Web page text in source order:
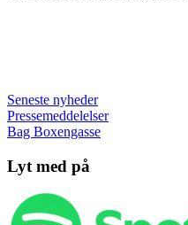
Seneste nyheder
Pressemeddelelser
Bag Boxengasse
Lyt med på